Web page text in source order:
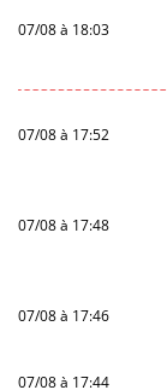
07/08 à 18:03
07/08 à 17:52
07/08 à 17:48
07/08 à 17:46
07/08 à 17:44